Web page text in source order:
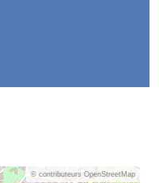
© contributeurs OpenStreetMap